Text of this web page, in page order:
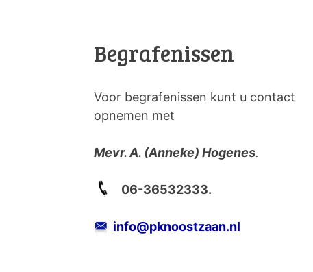
Begrafenissen
Voor begrafenissen kunt u contact
opnemen met
Mevr. A. (Anneke) Hogenes.
06-36532333.
info@pknoostzaan.nl